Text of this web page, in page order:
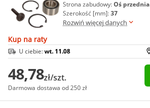
Strona zabudowy:Oś przednia
Szerokość [mm]:37
Rozwiń więcej danych
Kup na raty
U ciebie:wt. 11.08
48,78zł/szt.
Darmowa dostawa od 250 zł